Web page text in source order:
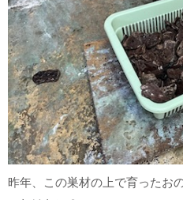
昨年、この巣材の上で育ったお